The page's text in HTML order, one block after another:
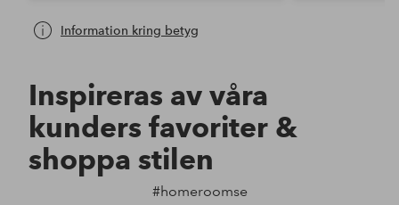
Information kring betyg
Inspireras av våra
kunders favoriter &
shoppa stilen
#homeroomse